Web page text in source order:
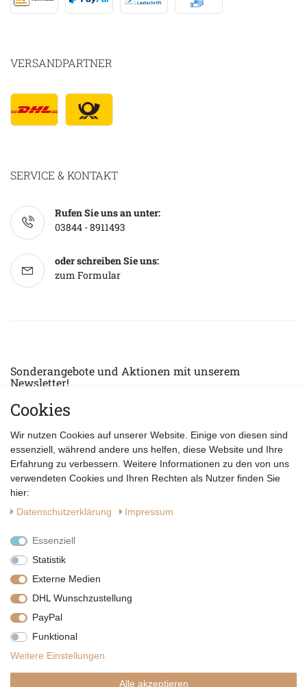
VERSANDPARTNER
SERVICE & KONTAKT
Rufen Sie uns an unter:
03844 - 8911493
oder schreiben Sie uns:
zum Formular
Sonderangebote und Aktionen mit unserem
Newsletter!
E-MAIL *
Datenschutzerklärung
Vertrag widerrufen
Copyright by Telli´s Welt
Cookies
Wir nutzen Cookies auf unserer Website. Einige von diesen sind
essenziell, während andere uns helfen, diese Website und Ihre
Erfahrung zu verbessern. Weitere Informationen zu den von uns
verwendeten Cookies und Ihren Rechten als Nutzer finden Sie
hier:
Daten­schutz­erklärung
Impressum
Essenziell
Statistik
Externe Medien
DHL Wunschzustellung
PayPal
Funktional
Weitere Einstellungen
Alle akzeptieren